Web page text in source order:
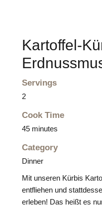
Kartoffel-
Servings
2
Cook Time
45 minutes
Category
Dinner
Mit unseren Kürbis
entfliehen und
erleben! Das heißt es